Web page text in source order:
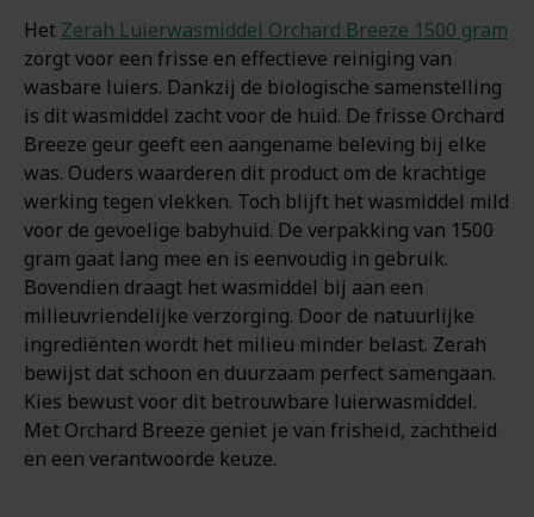
Het Zerah Luierwasmiddel Orchard Breeze 1500 gram
zorgt voor een frisse en effectieve reiniging van
wasbare luiers. Dankzij de biologische samenstelling
is dit wasmiddel zacht voor de huid. De frisse Orchard
Breeze geur geeft een aangename beleving bij elke
was. Ouders waarderen dit product om de krachtige
werking tegen vlekken. Toch blijft het wasmiddel mild
voor de gevoelige babyhuid. De verpakking van 1500
gram gaat lang mee en is eenvoudig in gebruik.
Bovendien draagt het wasmiddel bij aan een
milieuvriendelijke verzorging. Door de natuurlijke
ingrediënten wordt het milieu minder belast. Zerah
bewijst dat schoon en duurzaam perfect samengaan.
Kies bewust voor dit betrouwbare luierwasmiddel.
Met Orchard Breeze geniet je van frisheid, zachtheid
en een verantwoorde keuze.